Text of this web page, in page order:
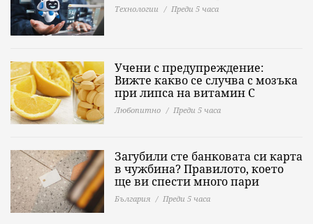
Технологии Преди 5 часа
Учени с предупреждение:
Вижте какво се случва с мозъка
при липса на витамин C
Любопитно Преди 5 часа
Загубили сте банковата си карта
в чужбина? Правилото, което
ще ви спести много пари
България Преди 5 часа